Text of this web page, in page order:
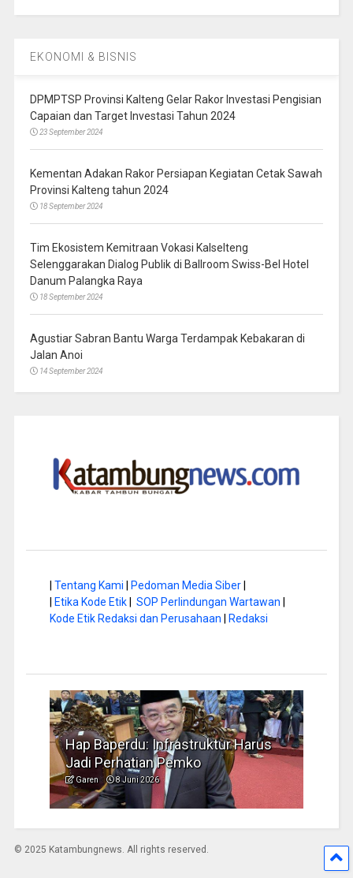
EKONOMI & BISNIS
DPMPTSP Provinsi Kalteng Gelar Rakor Investasi Pengisian
Capaian dan Target Investasi Tahun 2024
23 September 2024
Kementan Adakan Rakor Persiapan Kegiatan Cetak Sawah
Provinsi Kalteng tahun 2024
18 September 2024
Tim Ekosistem Kemitraan Vokasi Kalselteng
Selenggarakan Dialog Publik di Ballroom Swiss-Bel Hotel
Danum Palangka Raya
18 September 2024
Agustiar Sabran Bantu Warga Terdampak Kebakaran di
Jalan Anoi
14 September 2024
Tentang Kami Pedoman Media Siber|
Etika Kode Etik| SOP Perlindungan Wartawan
Kode Etik Redaksi dan Perusahaan
Redaksi
Infrastruktur Harus
Pemko
Musim Kemarau, DPRD
Pengelolaan Sampah
Garen 6 Juni 2026
© 2025 Katambungnews. All rights reserved.